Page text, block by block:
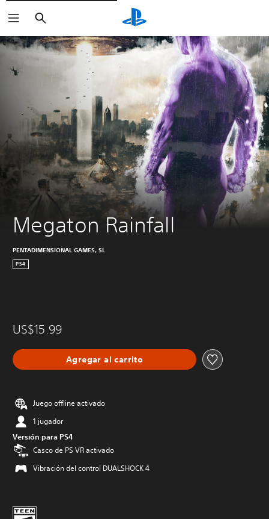
Buscar
Megaton Rainfall
PENTADIMENSIONAL GAMES, SL
PS4
US$15.99
Agregar al carrito
Juego offline activado
1 jugador
Versión para PS4
Casco de PS VR activado
Vibración del control DUALSHOCK 4